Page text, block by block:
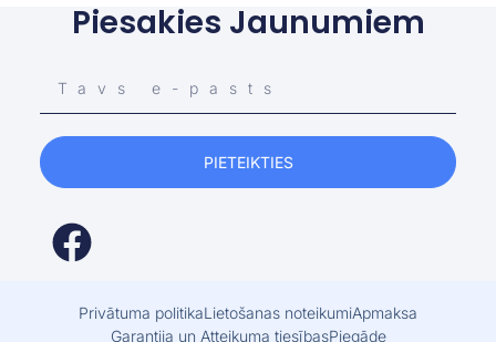
Piesakies Jaunumiem
PIETEIKTIES
Privātuma politikaLietošanas noteikumiApmaksa
Garantija un Atteikuma tiesībasPiegāde